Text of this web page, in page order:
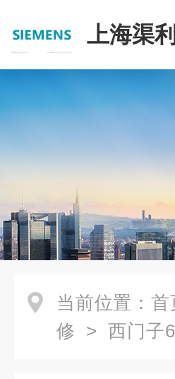
上海渠
当前位置： 首
修 > 西门子